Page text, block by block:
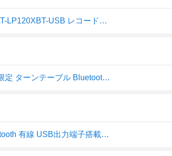
【10％OFFクーポン配布中 8/11 23:59まで】オーディオテクニカ AT-LP120XBT-USB レコードプレーヤー 公式ストア限定 ターンテーブル Bluetooth対応 ワイヤレス接続 USB接続 フォノイコライザー 33回転 45回転 78回転
オーディオテクニカ AT-LP120XBT-USB レコードプレーヤー 公式限定 ターンテーブル Bluetooth USB接続
オーディオテクニカ レコードプレーヤー ダイレクトドライブ Bluetooth 有線 USB出力端子搭載 フォノイコライザ内蔵 AT-LP120XBT-USB